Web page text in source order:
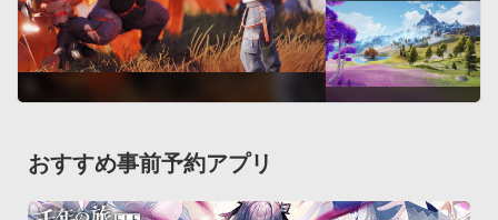
す。
投稿先はTwitterやYoutube等、様々なメディアにも対応。
世界中のユーザーのプレイ動画を見る事だってできる！
【七弦の星 小林信一】
曲、採譜などのスタジオワークをきっかけにプロとして音楽活
コナミより発売された｢ギターフリークス｣や、世界中で大ヒッ
おすすめ事前予約アプリ